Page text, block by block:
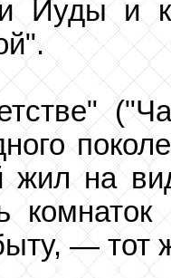
и
на
— тот